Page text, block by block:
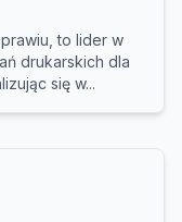
to lider w
drukarskich dla
się w...